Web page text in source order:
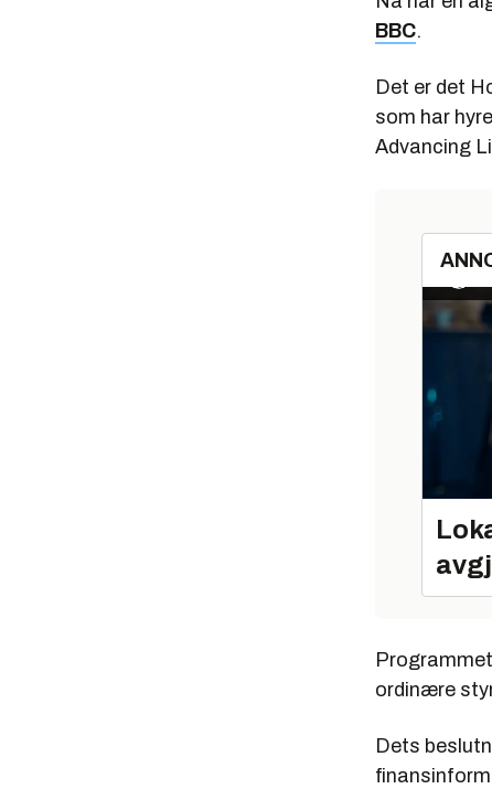
BBC.
Det er det
som har
Advancing
ordinære
Dets